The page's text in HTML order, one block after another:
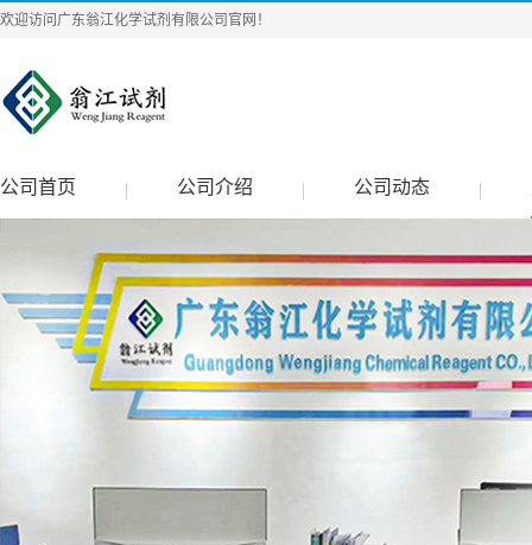
欢迎访问广东翁江化学试剂有限公司官网！
公司首页 公司介绍 公司动态